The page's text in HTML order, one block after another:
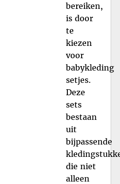
bereiken,
is door
te
kiezen
voor
babykleding
setjes.
Deze
sets
bestaan
uit
bijpassende
die niet
alleen